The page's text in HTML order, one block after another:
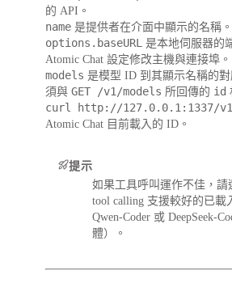
的 API。
name 是提供者在介面中顯示的名稱。
options.baseURL 是本地伺服器的
Atomic Chat 設定修改主機與連接埠。
models 是模型 ID 到其顯示名稱的
須與 GET /v1/models 所回傳的 id
curl http://127.0.0.1:1337/
Atomic Chat 目前載入的 ID。
提示
如果工具呼叫運作不佳，請
tool calling 支援較好的已載
Qwen-Coder 或 DeepSeek-
體）。